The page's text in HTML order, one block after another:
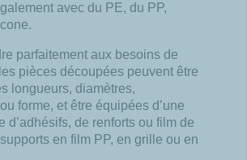
avec du PE, du PP,
parfaitement aux besoins de
pièces découpées peuvent être
longueurs, diamètres,
forme, et être équipées d’une
d’adhésifs, de renforts ou film de
en film PP, en grille ou en